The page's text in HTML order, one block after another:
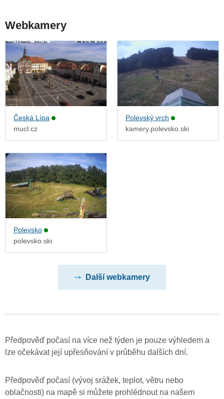
Webkamery
Česká Lípa
mucl.cz
Polevský vrch
kamery.polevsko.ski
Polevsko
polevsko.ski
Další webkamery
Předpověď počasí na více než týden je pouze výhledem a
lze očekávat její upřesňování v průběhu dalších dní.
Předpověď počasí (vývoj srážek, teplot, větru nebo
oblačnosti) na mapě si můžete prohlédnout na našem